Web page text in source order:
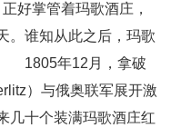
好掌管着玛歌酒庄，
。谁知从此之后，玛歌
1805年12月，拿破
）与俄奥联军展开激
几十个装满玛歌酒庄红